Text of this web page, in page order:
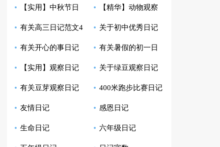
【实用】中秋节日
记范文集合10篇
【精华】动物观察
日记汇编十篇
有关高三日记范文4
篇
关于初中优秀日记
五篇
有关开心的事日记
范文九篇
有关暑假的初一日
记
【实用】观察日记
范文七篇
关于绿豆观察日记
模板汇总5篇
有关豆芽观察日记
汇编六篇
400米跑步比赛日记
友情日记 感恩日记
生命日记 六年级日记